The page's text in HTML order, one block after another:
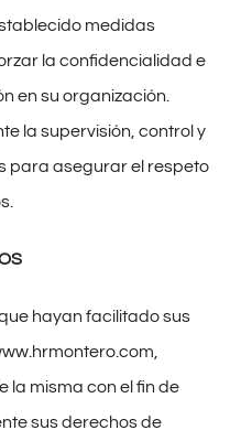
medidas
la confidencialidad e
en su organización.
la supervisión, control y
para asegurar el respeto
hayan facilitado sus
la misma con el fin de
sus derechos de